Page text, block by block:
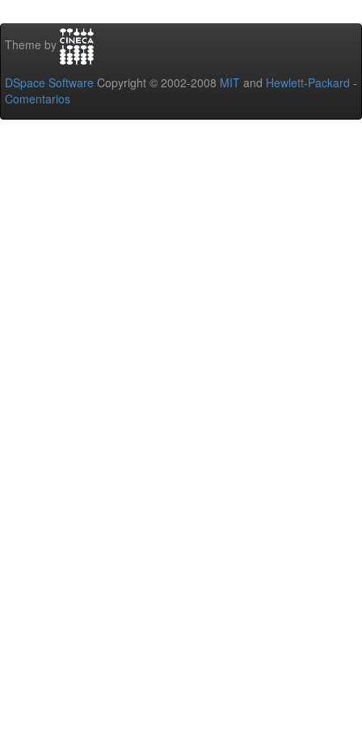
Theme by
DSpace Software Copyright © 2002-2008 MIT and Hewlett-Packard -
Comentarios